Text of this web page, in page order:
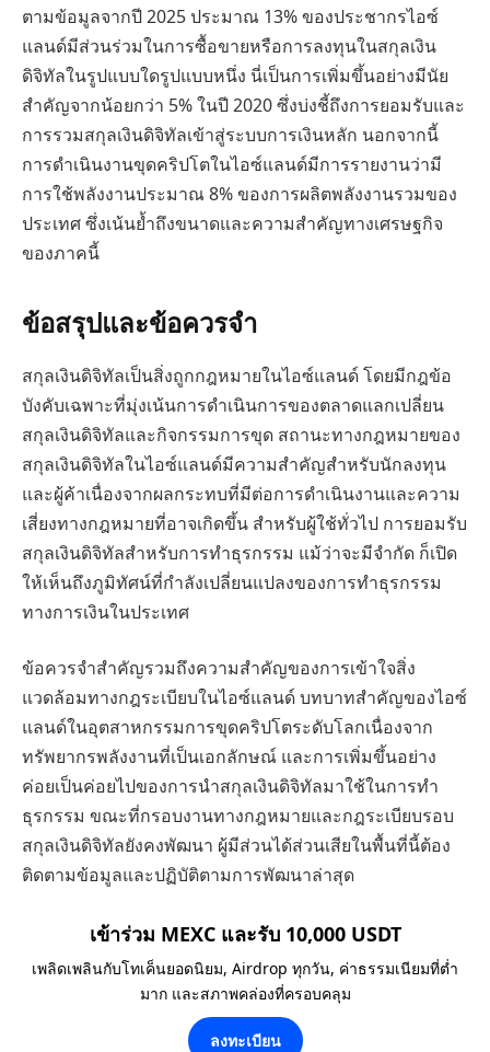
ตามข้อมูลจากปี 2025 ประมาณ 13% ของประชากรไอซ์
แลนด์มีส่วนร่วมในการซื้อขายหรือการลงทุนในสกุลเงิน
ดิจิทัลในรูปแบบใดรูปแบบหนึ่ง นี่เป็นการเพิ่มขึ้นอย่างมีนัย
สำคัญจากน้อยกว่า 5% ในปี 2020 ซึ่งบ่งชี้ถึงการยอมรับและ
การรวมสกุลเงินดิจิทัลเข้าสู่ระบบการเงินหลัก นอกจากนี้
การดำเนินงานขุดคริปโตในไอซ์แลนด์มีการรายงานว่ามี
การใช้พลังงานประมาณ 8% ของการผลิตพลังงานรวมของ
ประเทศ ซึ่งเน้นย้ำถึงขนาดและความสำคัญทางเศรษฐกิจ
ของภาคนี้
ข้อสรุปและข้อควรจำ
สกุลเงินดิจิทัลเป็นสิ่งถูกกฎหมายในไอซ์แลนด์ โดยมีกฎข้อ
บังคับเฉพาะที่มุ่งเน้นการดำเนินการของตลาดแลกเปลี่ยน
สกุลเงินดิจิทัลและกิจกรรมการขุด สถานะทางกฎหมายของ
สกุลเงินดิจิทัลในไอซ์แลนด์มีความสำคัญสำหรับนักลงทุน
และผู้ค้าเนื่องจากผลกระทบที่มีต่อการดำเนินงานและความ
เสี่ยงทางกฎหมายที่อาจเกิดขึ้น สำหรับผู้ใช้ทั่วไป การยอมรับ
สกุลเงินดิจิทัลสำหรับการทำธุรกรรม แม้ว่าจะมีจำกัด ก็เปิด
ให้เห็นถึงภูมิทัศน์ที่กำลังเปลี่ยนแปลงของการทำธุรกรรม
ทางการเงินในประเทศ
ข้อควรจำสำคัญรวมถึงความสำคัญของการเข้าใจสิ่ง
แวดล้อมทางกฎระเบียบในไอซ์แลนด์ บทบาทสำคัญของไอซ์
แลนด์ในอุตสาหกรรมการขุดคริปโตระดับโลกเนื่องจาก
ทรัพยากรพลังงานที่เป็นเอกลักษณ์ และการเพิ่มขึ้นอย่าง
ค่อยเป็นค่อยไปของการนำสกุลเงินดิจิทัลมาใช้ในการทำ
ธุรกรรม ขณะที่กรอบงานทางกฎหมายและกฎระเบียบรอบ
สกุลเงินดิจิทัลยังคงพัฒนา ผู้มีส่วนได้ส่วนเสียในพื้นที่นี้ต้อง
ติดตามข้อมูลและปฏิบัติตามการพัฒนาล่าสุด
เข้าร่วม MEXC และรับ 10,000 USDT
เพลิดเพลินกับโทเค็นยอดนิยม, Airdrop ทุกวัน, ค่าธรรมเนียมที่ต่ำ
มาก และสภาพคล่องที่ครอบคลุม
ลงทะเบียน